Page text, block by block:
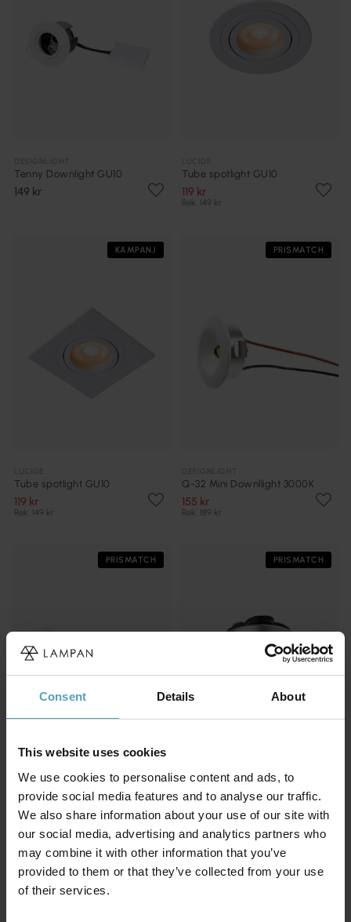
Consent Details About
This website uses cookies
We use cookies to personalise content and ads, to
provide social media features and to analyse our traffic.
We also share information about your use of our site with
our social media, advertising and analytics partners who
may combine it with other information that you’ve
provided to them or that they’ve collected from your use
of their services.
Tenny Downlight GU10
149 kr
Tube spotlight GU10
119 kr
Rek. 149 kr
KAMPANJ
Tube spotlight GU10
119 kr
Rek. 149 kr
PRISMATCH
Q-32 Mini Downllight 3000K
155 kr
Rek. 189 kr
PRISMATCH
DESIGNLIGHT
Q-33 Mini Downlight 2700K
155 kr
PRISMATCH
DESIGNLIGHT
P-132 Mini Downlight 2700K
215 kr
Rek. 249 kr
Andra köpte även